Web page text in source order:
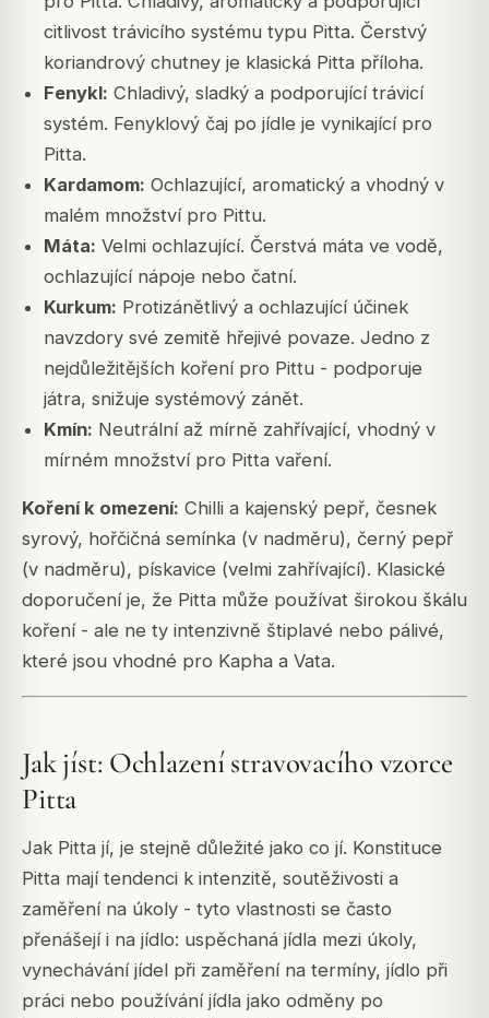
citlivost trávicího systému typu Pitta. Čerstvý
koriandrový chutney je klasická Pitta příloha.
Fenykl: Chladivý, sladký a podporující trávicí
systém. Fenyklový čaj po jídle je vynikající pro
Pitta.
Kardamom: Ochlazující, aromatický a vhodný v
malém množství pro Pittu.
Máta: Velmi ochlazující. Čerstvá máta ve vodě,
ochlazující nápoje nebo čatní.
Kurkum: Protizánětlivý a ochlazující účinek
navzdory své zemitě hřejivé povaze. Jedno z
nejdůležitějších koření pro Pittu - podporuje
játra, snižuje systémový zánět.
Kmín: Neutrální až mírně zahřívající, vhodný v
mírném množství pro Pitta vaření.
Koření k omezení: Chilli a kajenský pepř, česnek
syrový, hořčičná semínka (v nadměru), černý pepř
(v nadměru), pískavice (velmi zahřívající). Klasické
doporučení je, že Pitta může používat širokou škálu
koření - ale ne ty intenzivně štiplavé nebo pálivé,
které jsou vhodné pro Kapha a Vata.
Jak jíst: Ochlazení stravovacího vzorce
Pitta
Jak Pitta jí, je stejně důležité jako co jí. Konstituce
Pitta mají tendenci k intenzitě, soutěživosti a
zaměření na úkoly - tyto vlastnosti se často
přenášejí i na jídlo: uspěchaná jídla mezi úkoly,
vynechávání jídel při zaměření na termíny, jídlo při
práci nebo používání jídla jako odměny po